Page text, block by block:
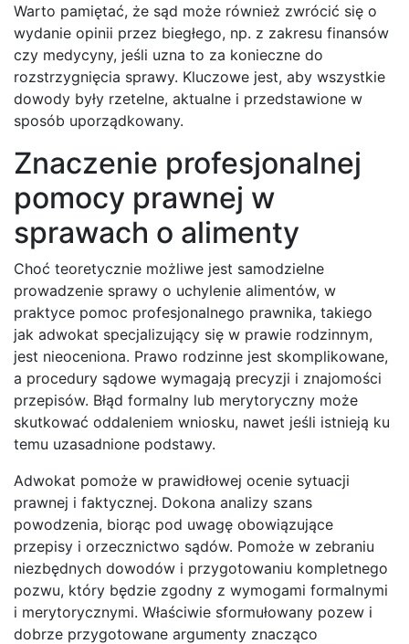
Warto pamiętać, że sąd może również zwrócić się o
wydanie opinii przez biegłego, np. z zakresu finansów
czy medycyny, jeśli uzna to za konieczne do
rozstrzygnięcia sprawy. Kluczowe jest, aby wszystkie
dowody były rzetelne, aktualne i przedstawione w
sposób uporządkowany.
Znaczenie profesjonalnej
pomocy prawnej w
sprawach o alimenty
Choć teoretycznie możliwe jest samodzielne
prowadzenie sprawy o uchylenie alimentów, w
praktyce pomoc profesjonalnego prawnika, takiego
jak adwokat specjalizujący się w prawie rodzinnym,
jest nieoceniona. Prawo rodzinne jest skomplikowane,
a procedury sądowe wymagają precyzji i znajomości
przepisów. Błąd formalny lub merytoryczny może
skutkować oddaleniem wniosku, nawet jeśli istnieją ku
temu uzasadnione podstawy.
Adwokat pomoże w prawidłowej ocenie sytuacji
prawnej i faktycznej. Dokona analizy szans
powodzenia, biorąc pod uwagę obowiązujące
przepisy i orzecznictwo sądów. Pomoże w zebraniu
niezbędnych dowodów i przygotowaniu kompletnego
pozwu, który będzie zgodny z wymogami formalnymi
i merytorycznymi. Właściwie sformułowany pozew i
dobrze przygotowane argumenty znacząco